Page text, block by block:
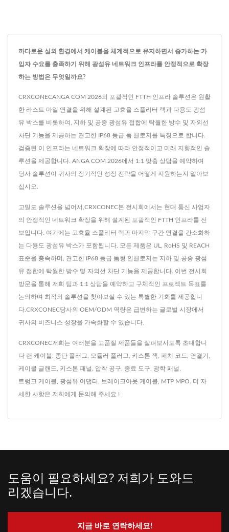
까다로운 실외 환경에서 케이블을 체계적으로 유지하면서 증가하는 가
입자 수요를 충족하기 위해 광섬유 네트워크 인프라를 안정적으로 확장
하는 방법은 무엇일까요?
CRXCONECANGA COM 2026의 포괄적인 FTTH 인프라 솔루션은 원활
한 라스트 마일 연결을 위해 설계된 고효율 스플리터 랙과 다용도 광섬
유 박스를 비롯하여, 지하 및 공중 광섬유 접합에 탁월한 방수 및 자외선
차단 기능을 제공하는 견고한 IP68 등급 돔 클로저를 특징으로 합니다.
검증된 이 인프라는 네트워크 확장에 따라 안정적이고 미래 지향적인 솔
루션을 제공합니다. ANGA COM 2026에서 1:1 맞춤 상담을 예약하여
당사 솔루션이 귀사의 장기적인 성장 전략을 어떻게 지원하는지 알아보
십시오.
고밀도 솔루션을 넘어서,CRXCONEC본 전시회에서는 현대 통신 사업자
의 안정적인 네트워크 확장을 위해 설계된 포괄적인 FTTH 인프라를 선
보입니다. 여기에는 고효율 스플리터 랙과 마지막 구간 연결을 간소화하
는 다용도 광섬유 박스가 포함됩니다. 모든 제품은 UL, RoHS 및 REACH
표준을 충족하며, 견고한 IP68 등급 돔형 인클로저는 지하 및 공중 광섬
유 접합에 탁월한 방수 및 자외선 차단 기능을 제공합니다. 이번 전시회
방문을 통해 저희 팀과 1:1 상담을 예약하고 구체적인 프로젝트 목표를
논의하며 최적의 솔루션을 찾아보실 수 있는 특별한 기회를 제공합니
다.CRXCONEC당사의 OEM/ODM 역량은 급변하는 글로벌 시장에서
귀사의 비즈니스 성장을 가속화할 수 있습니다.
CRXCONEC저희는 여러분을 고품질 제품들을 살펴보시도록 초대합니
다 랜 케이블 종단 플러그 모듈러 플러그 키스톤 잭 패치 코드 연결기
케이블 글랜드 키스톤 패널 압착 공구 종료 도구 광학 패널
트렁크 케이블 광섬유 어댑터 브레이크아웃 케이블 MTP MPO . 더 자
세한 사항은 저희에게 문의해 주세요 !
도움이 필요하세요? 저희가 도와드
리겠습니다.
지금 바로 연락하세요!